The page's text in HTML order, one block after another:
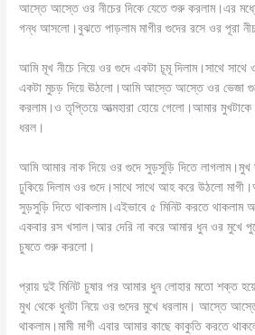
আস্তে আস্তে ওর নীচের দিকে যেতে শুরু করলাম।এর
গন্ধ আসলো।বুঝতে পাড়লাম মাগীর গুদের রসে ওর পূরা
আমি মূখ নীচে নিয়ে ওর গুদে একটা চূমূ দিলাম।সাথে
একটা মুচড় দিয়ে ঊঠলো।আমি আস্তে আস্তে ওর ভেজা
করলাম।ও তৃপ্তিয়ে আত্মহারা হোয়ে গেলো।আমার
ধরল।
আমি আমার নাক দিয়ে ওর গুদে সুড়সুড়ি দিতে লাগলাম।মুখ
ঢুকিয়ে দিলাম ওর গুদে।সাথে সাথে আহ করে উঠলো
সুড়সুড়ি দিতে থাকলাম।এইভাবে ৫ মিনিট করতে থাকলাম
একবার রস খসাল।আর দেরি না করে আমার ধুন ওর মুখে
চুষতে শুরু করলো।
প্রায় দুই মিনিট চুষার পর আমার ধুন লোহার মতো শক্ত
মুখ থেকে ধুনটা নিয়ে ওর গুদের মুখে ধরলাম। আস্তে
থাকলাম।মামী মাগী এবার আমার কাছে কাকুতি করতে